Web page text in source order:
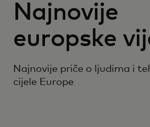
Najnovije
europske
Najnovije priče o ljudima i
cijele Europe